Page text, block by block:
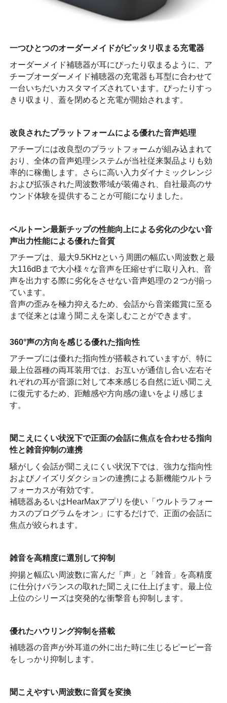
一つひとつのオーダーメイドがピッタリ収まる充電器
オーダーメイド補聴器が耳にぴったり収まるように、ア
チーブオーダーメイド補聴器の充電器も耳型に合わせて
一台いちだいカスタマイズされています。ぴったりすっ
きり収まり、蓋を閉めると充電が開始されます。
改良されたプラットフォームによる優れた音声処理
アチーブには改良型のプラットフォームが組み込まれて
おり、全体の音声処理システムが当社従来製品よりも効
率的に稼働します。さらに高い入力ダイナミックレンジ
および拡張された周波数帯域が装備され、自社最高のサ
ウンド体験を提供することが可能になりました。
ベルトーン最新チップの性能向上による劣化の少ない音
声出力性能による優れた音質
アチーブは、最大9.5KHzという周囲の幅広い周波数と最
大116dBまで大小様々な音声を圧縮せずに取り入れ、音
声を出力する際に劣化をさせない音声処理の２つが揃っ
ています。
音声の歪みを極力抑えるため、会話から音楽鑑賞に至る
まで従来とは違う聞こえを楽しむことができます。
360°声の方向を感じる優れた指向性
アチーブには優れた指向性が搭載されていますが、特に
最上位器種の両耳装用では、お互いが通信し合い左右そ
れぞれの耳が音源に対して本来感じる自然に近い聞こえ
に復元するため、距離感や方向感の違いをより感じま
す。
聞こえにくい状況下で正面の会話に焦点を合わせる指向
性と雑音抑制の連携
騒がしく会話が聞こえにくい状況下では、強力な指向性
およびノイズリダクションの連携による新機能ウルトラ
フォーカスが有効です。
補聴器あるいはHearMaxアプリを使い「ウルトラフォー
カスのプログラムをオン」にするだけで、正面の会話に
焦点が絞られます。
雑音を高精度に選別して抑制
抑揚と幅広い周波数に富んだ「声」と「雑音」を高精度
に仕分けバランスの取れた聞こえに仕上げます。最上位
上位のシリーズは突発的な衝撃音も抑制します。
優れたハウリング抑制を搭載
補聴器の音声が外耳道の外に出た時に生じるピーピー音
をしっかり抑制します。
聞こえやすい周波数に音質を変換